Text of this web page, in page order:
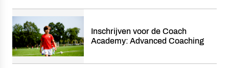
Inschrijven voor de Coach
Academy: Advanced Coaching